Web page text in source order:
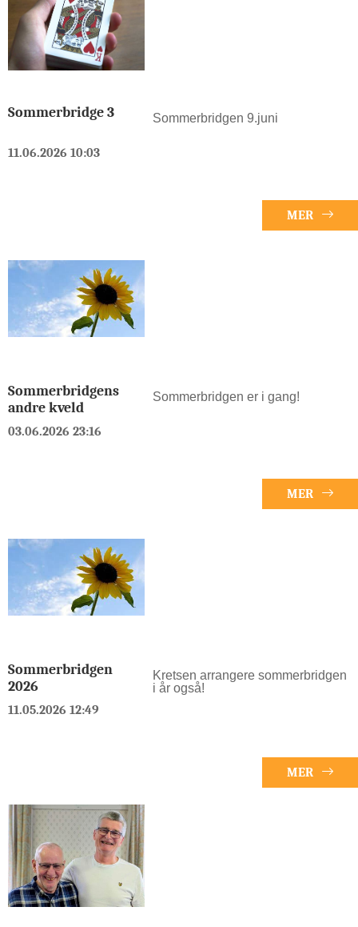
Sommerbridge 3
11.06.2026 10:03
Sommerbridgen 9.juni
MER
Sommerbridgens
andre kveld
03.06.2026 23:16
Sommerbridgen er i gang!
MER
Sommerbridgen
2026
11.05.2026 12:49
Kretsen arrangere sommerbridgen
i år også!
MER